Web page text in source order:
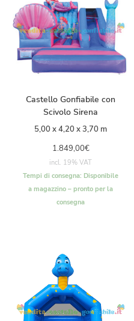
Castello Gonfiabile con
Scivolo Sirena
5,00 x 4,20 x 3,70 m
1.849,00€
incl. 19% VAT
Tempi di consegna: Disponibile
a magazzino – pronto per la
consegna